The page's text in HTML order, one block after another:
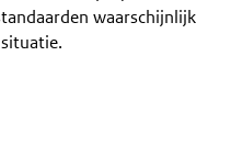
waarschijnlijk